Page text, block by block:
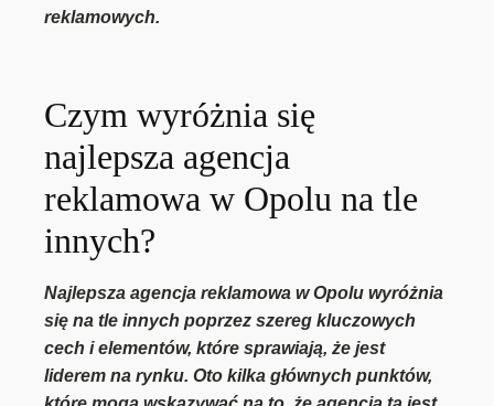
reklamowych.
Czym wyróżnia się
najlepsza agencja
reklamowa w Opolu na tle
innych?
Najlepsza agencja reklamowa w Opolu wyróżnia
się na tle innych poprzez szereg kluczowych
cech i elementów, które sprawiają, że jest
liderem na rynku. Oto kilka głównych punktów,